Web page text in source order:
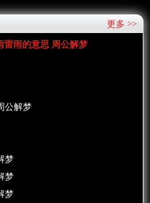
更多 >>
雷雨的意思 周公解梦
公解梦
梦
梦
梦